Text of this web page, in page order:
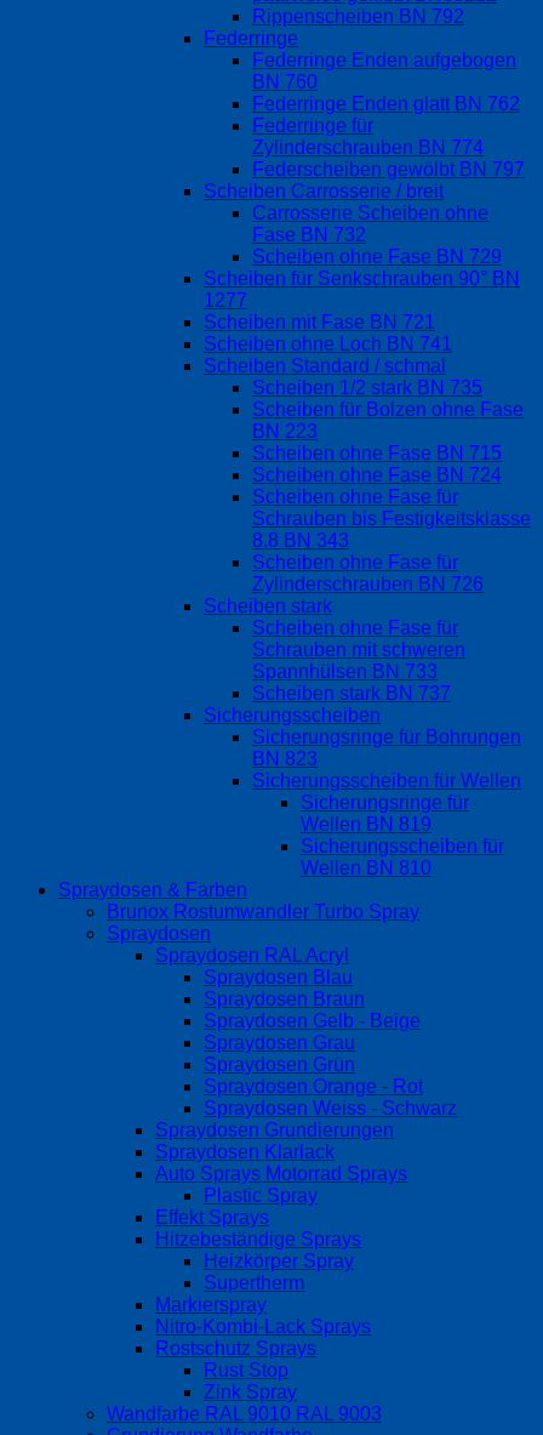
Rippenscheiben BN 792
Federringe
Federringe Enden aufgebogen
BN 760
Federringe Enden glatt BN 762
Federringe für
Zylinderschrauben BN 774
Federscheiben gewölbt BN 797
Scheiben Carrosserie / breit
Carrosserie Scheiben ohne
Fase BN 732
Scheiben ohne Fase BN 729
Scheiben für Senkschrauben 90° BN
1277
Scheiben mit Fase BN 721
Scheiben ohne Loch BN 741
Scheiben Standard / schmal
Scheiben 1/2 stark BN 735
Scheiben für Bolzen ohne Fase
BN 223
Scheiben ohne Fase BN 715
Scheiben ohne Fase BN 724
Scheiben ohne Fase für
Schrauben bis Festigkeitsklasse
8.8 BN 343
Scheiben ohne Fase für
Zylinderschrauben BN 726
Scheiben stark
Scheiben ohne Fase für
Schrauben mit schweren
Spannhülsen BN 733
Scheiben stark BN 737
Sicherungsscheiben
Sicherungsringe für Bohrungen
BN 823
Sicherungsscheiben für Wellen
Sicherungsringe für
Wellen BN 819
Sicherungsscheiben für
Wellen BN 810
Spraydosen & Farben
Brunox Rostumwandler Turbo Spray
Spraydosen
Spraydosen RAL Acryl
Spraydosen Blau
Spraydosen Braun
Spraydosen Gelb - Beige
Spraydosen Grau
Spraydosen Grün
Spraydosen Orange - Rot
Spraydosen Weiss - Schwarz
Spraydosen Grundierungen
Spraydosen Klarlack
Auto Sprays Motorrad Sprays
Plastic Spray
Effekt Sprays
Hitzebeständige Sprays
Heizkörper Spray
Supertherm
Markierspray
Nitro-Kombi-Lack Sprays
Rostschutz Sprays
Rust Stop
Zink Spray
Wandfarbe RAL 9010 RAL 9003